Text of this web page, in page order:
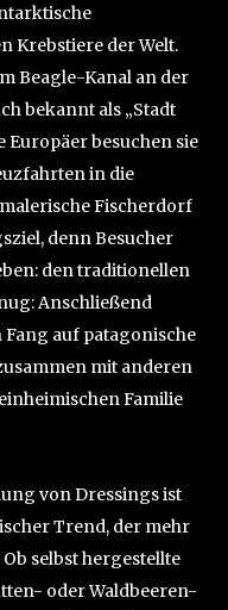
Krebstiere der Welt.
Beagle-Kanal an der
bekannt als „Stadt
Europäer besuchen sie
in die
Fischerdorf
denn Besucher
den traditionellen
Anschließend
auf patagonische
mit anderen
Familie
von Dressings ist
Trend, der mehr
selbst hergestellte
oder Waldbeeren-